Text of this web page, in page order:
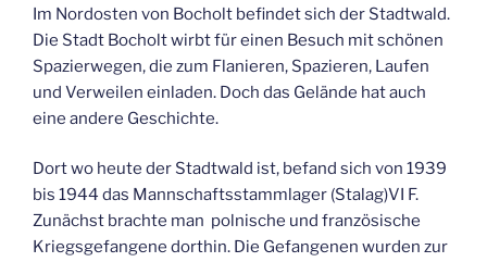
Im Nordosten von Bocholt befindet sich der Stadtwald.
Die Stadt Bocholt wirbt für einen Besuch mit schönen
Spazierwegen, die zum Flanieren, Spazieren, Laufen
und Verweilen einladen. Doch das Gelände hat auch
eine andere Geschichte.
Dort wo heute der Stadtwald ist, befand sich von 1939
bis 1944 das Mannschaftsstammlager (Stalag)VI F.
Zunächst brachte man polnische und französische
Kriegsgefangene dorthin. Die Gefangenen wurden zur